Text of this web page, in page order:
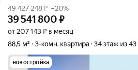
49 427 248₽ –20%
39 541 800 ₽
от 207 143 ₽ в месяц
88,5 м²
3-комн. квартира 34 этаж из 43
новостройка